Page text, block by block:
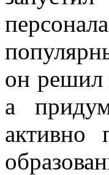
он решил
а
активно